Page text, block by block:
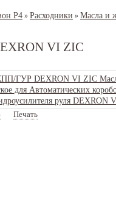
Р4 » Расходники » Масла и
VI ZIC
Печать